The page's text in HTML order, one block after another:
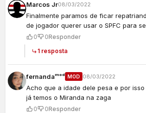
Marcos Jr08/03/2022
Finalmente paramos de ficar
de jogador querer usar o SPFC para
0 0Responder
1 resposta
fernandaᵐᵒᵈ MOD 08/03/2022
Acho que a idade dele pesa e por
já temos o Miranda na zaga
0 0Responder